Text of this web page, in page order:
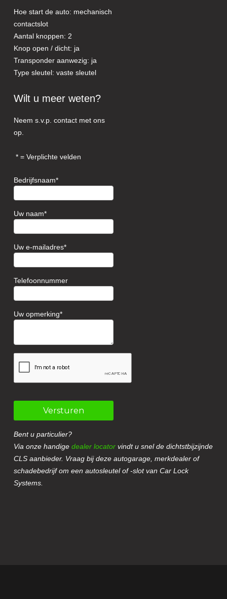
Hoe start de auto: mechanisch
contactslot
Aantal knoppen: 2
Knop open / dicht: ja
Transponder aanwezig: ja
Type sleutel: vaste sleutel
Wilt u meer weten?
Neem s.v.p. contact met ons
op.
= Verplichte velden
Bedrijfsnaam
Uw naam
Uw e-mailadres
Telefoonnummer
Uw opmerking
Versturen
Bent u particulier?
Via onze handigedealer locator vindt u snel de dichtstbijzijnde
CLS aanbieder. Vraag bij deze autogarage, merkdealer of
schadebedrijf om een autosleutel of -slot van Car Lock
Systems.